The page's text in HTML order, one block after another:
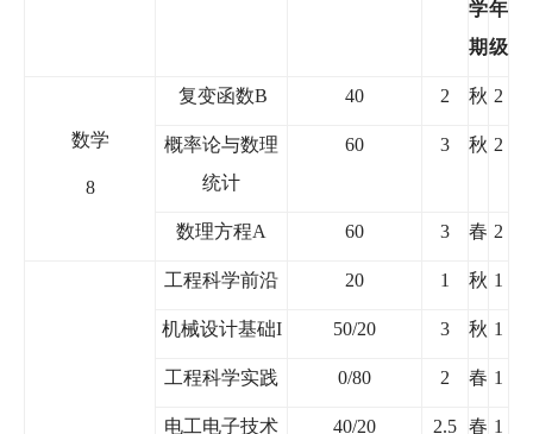
学
期
年
级
数学
8
复变函数B 40 2 秋 2
概率论与数理
统计
60 3 秋 2
数理方程A 60 3 春 2
工程科学前沿 20 1 秋 1
机械设计基础I 50/20 3 秋 1
工程科学实践 0/80 2 春 1
电工电子技术
40/20 2.5 春 1